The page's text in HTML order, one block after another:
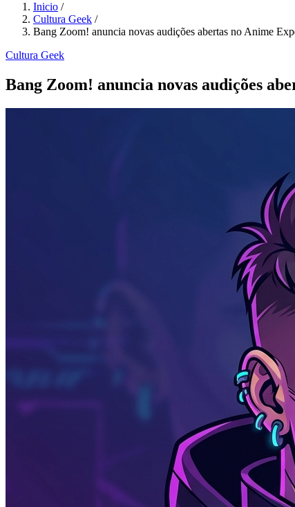
Inicio /
Cultura Geek /
Bang Zoom! anuncia novas audições abertas no Anime
Cultura Geek
Bang Zoom! anuncia novas audições